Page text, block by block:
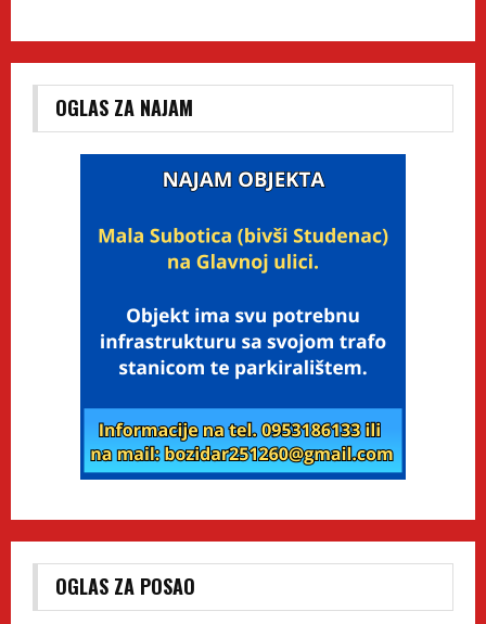
OGLAS ZA NAJAM
OGLAS ZA POSAO